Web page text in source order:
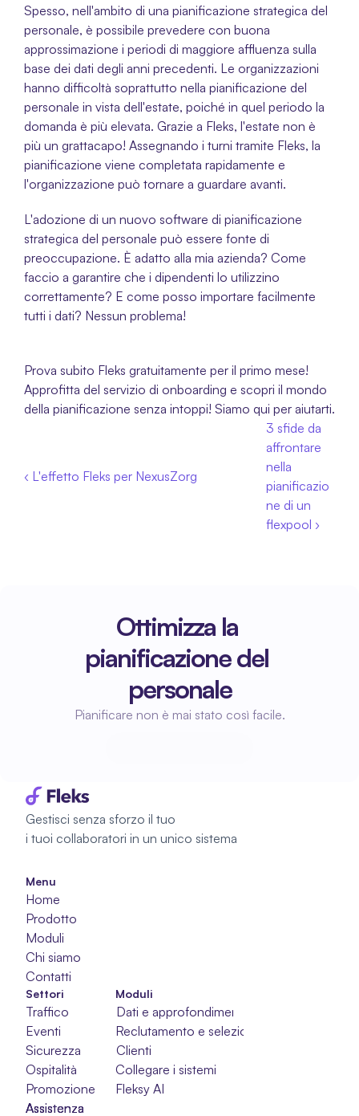
Spesso, nell'ambito di una pianificazione strategica del
personale, è possibile prevedere con buona
approssimazione i periodi di maggiore affluenza sulla
base dei dati degli anni precedenti. Le organizzazioni
hanno difficoltà soprattutto nella pianificazione del
personale in vista dell'estate, poiché in quel periodo la
domanda è più elevata. Grazie a Fleks, l'estate non è
più un grattacapo! Assegnando i turni tramite Fleks, la
pianificazione viene completata rapidamente e
l'organizzazione può tornare a guardare avanti.
L'adozione di un nuovo software di pianificazione
strategica del personale può essere fonte di
preoccupazione. È adatto alla mia azienda? Come
faccio a garantire che i dipendenti lo utilizzino
correttamente? E come posso importare facilmente
tutti i dati? Nessun problema!
Prova subito Fleks gratuitamente per il primo mese!
Approfitta del servizio di onboarding e scopri il mondo
della pianificazione senza intoppi! Siamo qui per aiutarti.
‹ L'effetto Fleks per NexusZorg
3 sfide da
affrontare
nella
pianificazio
ne di un
flexpool ›
Ottimizza la
pianificazione del
personale
Pianificare non è mai stato così facile.
Gestisci senza sforzo il tuo
i tuoi collaboratori in un unico sistema
Menu
Home
Prodotto
Moduli
Chi siamo
Contatti
Moduli
Dati e approfondimenti
Reclutamento e selezione
Clienti
Collegare i sistemi
Fleksy AI
Settori
Traffico
Eventi
Sicurezza
Ospitalità
Promozione
Assistenza
Assistenza
Assistenza